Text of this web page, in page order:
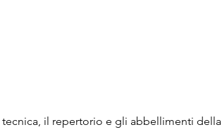
il repertorio e gli abbellimenti della